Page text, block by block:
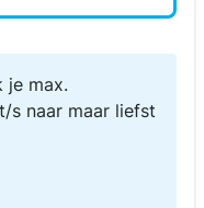
je max.
s naar maar liefst